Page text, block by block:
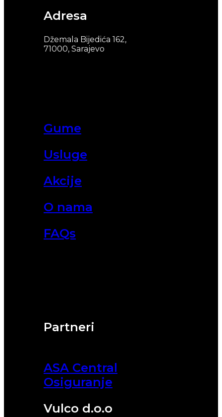
Partneri
ASA Central
Osiguranje
Vulco d.o.o
Gume
Usluge
Akcije
O nama
FAQs
Adresa
Džemala Bijedića 162,
71000, Sarajevo